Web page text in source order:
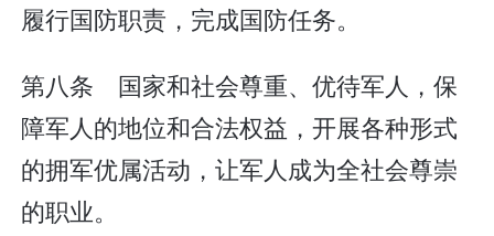
履行国防职责，完成国防任务。
第八条 国家和社会尊重、优待军人，保
障军人的地位和合法权益，开展各种形式
的拥军优属活动，让军人成为全社会尊崇
的职业。